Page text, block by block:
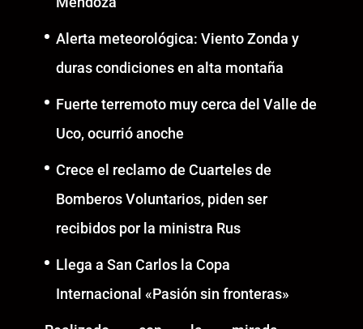
Alerta meteorológica: Viento Zonda y
duras condiciones en alta montaña
Fuerte terremoto muy cerca del Valle de
Uco, ocurrió anoche
Crece el reclamo de Cuarteles de
Bomberos Voluntarios, piden ser
recibidos por la ministra Rus
Llega a San Carlos la Copa
Internacional «Pasión sin fronteras»